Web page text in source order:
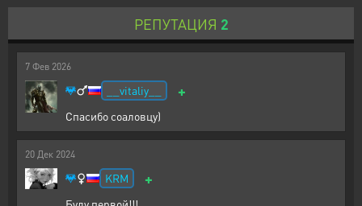
РЕПУТАЦИЯ 2
7 Фев 2026
__vitaliy__ +
Спасибо соаловцу)
20 Дек 2024
KRM +